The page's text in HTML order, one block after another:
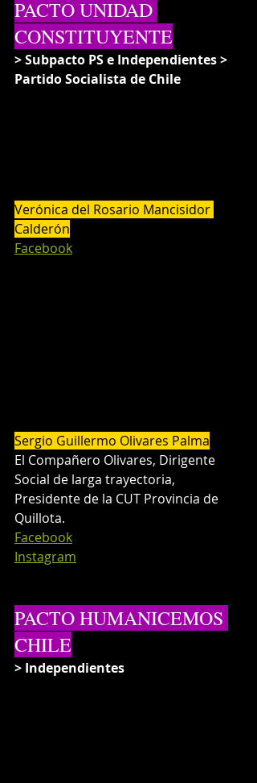
PACTO UNIDAD
CONSTITUYENTE
> Subpacto PS e Independientes >
Partido Socialista de Chile
Verónica del Rosario Mancisidor
Calderón
Facebook
Sergio Guillermo Olivares Palma
El Compañero Olivares, Dirigente
Social de larga trayectoria,
Presidente de la CUT Provincia de
Quillota.
Facebook
Instagram
PACTO HUMANICEMOS
CHILE
> Independientes